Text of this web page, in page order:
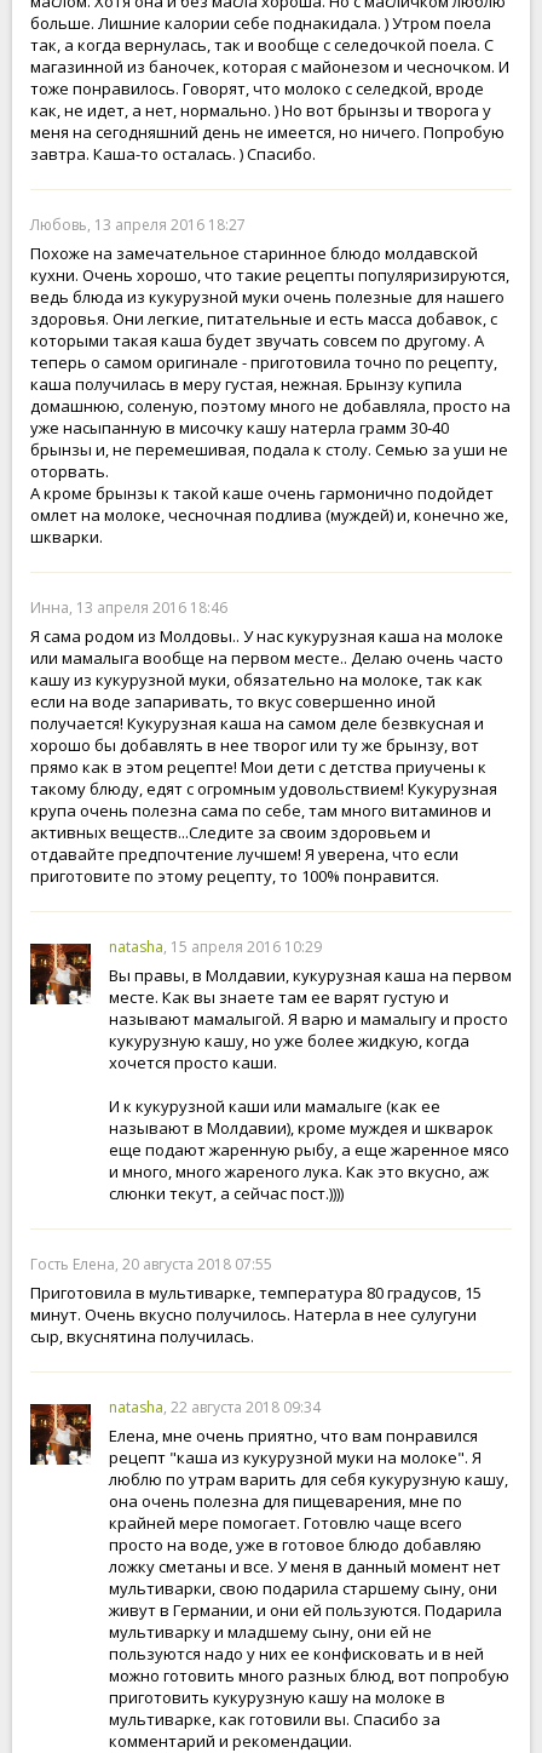
больше. Лишние калории себе поднакидала. ) Утром поела
так, а когда вернулась, так и вообще с селедочкой поела. С
магазинной из баночек, которая с майонезом и чесночком. И
тоже понравилось. Говорят, что молоко с селедкой, вроде
как, не идет, а нет, нормально. ) Но вот брынзы и творога у
меня на сегодняшний день не имеется, но ничего. Попробую
завтра. Каша-то осталась. ) Спасибо.
Любовь, 13 апреля 2016 18:27
Похоже на замечательное старинное блюдо молдавской
кухни. Очень хорошо, что такие рецепты популяризируются,
ведь блюда из кукурузной муки очень полезные для нашего
здоровья. Они легкие, питательные и есть масса добавок, с
которыми такая каша будет звучать совсем по другому. А
теперь о самом оригинале - приготовила точно по рецепту,
каша получилась в меру густая, нежная. Брынзу купила
домашнюю, соленую, поэтому много не добавляла, просто на
уже насыпанную в мисочку кашу натерла грамм 30-40
брынзы и, не перемешивая, подала к столу. Семью за уши не
оторвать.
А кроме брынзы к такой каше очень гармонично подойдет
омлет на молоке, чесночная подлива (муждей) и, конечно же,
шкварки.
Инна, 13 апреля 2016 18:46
Я сама родом из Молдовы.. У нас кукурузная каша на молоке
или мамалыга вообще на первом месте.. Делаю очень часто
кашу из кукурузной муки, обязательно на молоке, так как
если на воде запаривать, то вкус совершенно иной
получается! Кукурузная каша на самом деле безвкусная и
хорошо бы добавлять в нее творог или ту же брынзу, вот
прямо как в этом рецепте! Мои дети с детства приучены к
такому блюду, едят с огромным удовольствием! Кукурузная
крупа очень полезна сама по себе, там много витаминов и
активных веществ...Следите за своим здоровьем и
отдавайте предпочтение лучшем! Я уверена, что если
приготовите по этому рецепту, то 100% понравится.
natasha, 15 апреля 2016 10:29
Вы правы, в Молдавии, кукурузная каша на первом
месте. Как вы знаете там ее варят густую и
называют мамалыгой. Я варю и мамалыгу и просто
кукурузную кашу, но уже более жидкую, когда
хочется просто каши.
И к кукурузной каши или мамалыге (как ее
называют в Молдавии), кроме муждея и шкварок
еще подают жаренную рыбу, а еще жаренное мясо
и много, много жареного лука. Как это вкусно, аж
слюнки текут, а сейчас пост.))))
Гость Елена, 20 августа 2018 07:55
Приготовила в мультиварке, температура 80 градусов, 15
минут. Очень вкусно получилось. Натерла в нее сулугуни
сыр, вкуснятина получилась.
natasha, 22 августа 2018 09:34
Елена, мне очень приятно, что вам понравился
рецепт "каша из кукурузной муки на молоке". Я
люблю по утрам варить для себя кукурузную кашу,
она очень полезна для пищеварения, мне по
крайней мере помогает. Готовлю чаще всего
просто на воде, уже в готовое блюдо добавляю
ложку сметаны и все. У меня в данный момент нет
мультиварки, свою подарила старшему сыну, они
живут в Германии, и они ей пользуются. Подарила
мультиварку и младшему сыну, они ей не
пользуются надо у них ее конфисковать и в ней
можно готовить много разных блюд, вот попробую
приготовить кукурузную кашу на молоке в
мультиварке, как готовили вы. Спасибо за
комментарий и рекомендации.